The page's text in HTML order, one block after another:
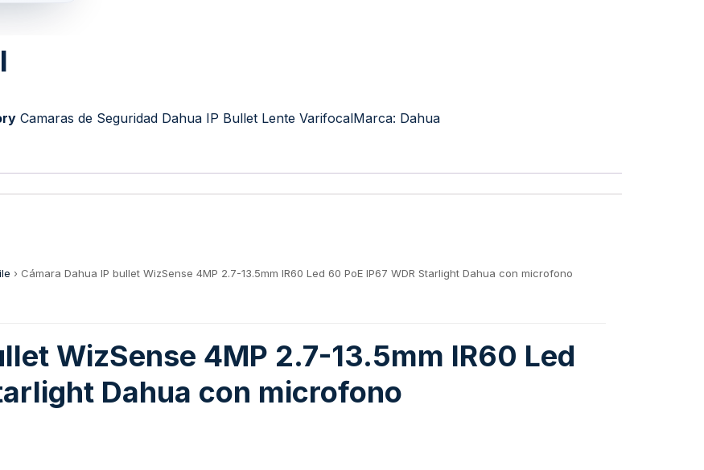
Camaras de Seguridad Dahua IP Bullet Lente VarifocalMarca: Dahua
› Cámara Dahua IP bullet WizSense 4MP 2.7-13.5mm IR60 Led 60 PoE IP67 WDR Starlight Dahua con microfono
WizSense 4MP 2.7-13.5mm IR60 Led
Dahua con microfono